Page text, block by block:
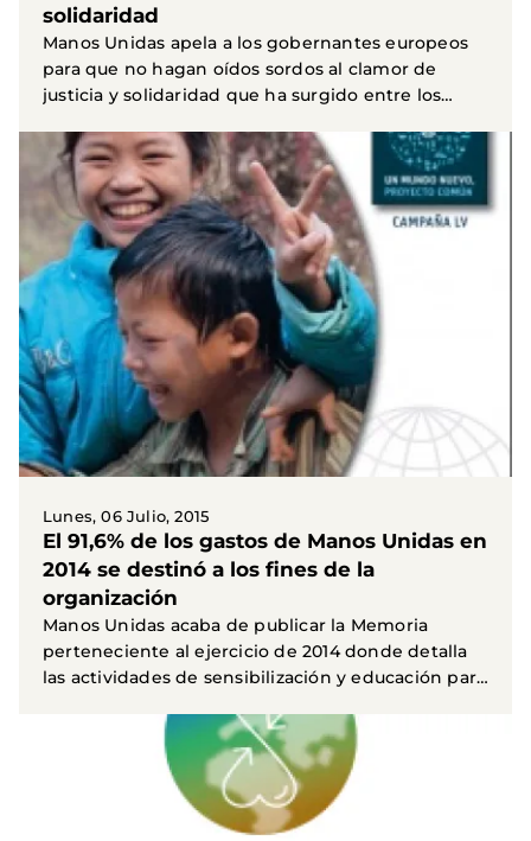
solidaridad
Manos Unidas apela a los gobernantes europeos
para que no hagan oídos sordos al clamor de
justicia y solidaridad que ha surgido entre los
Lunes, 06 Julio, 2015
El 91,6% de los gastos de Manos Unidas en
2014 se destinó a los fines de la
organización
Manos Unidas acaba de publicar la Memoria
perteneciente al ejercicio de 2014 donde detalla
las actividades de sensibilización y educación para